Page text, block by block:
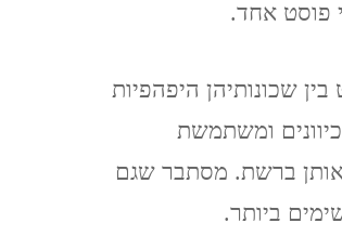
הארץ,
פוסט אחד.
שכונותיהן היפהפיות
ומשתמשת
אותן ברשת. מסתבר שגם
ביותר.